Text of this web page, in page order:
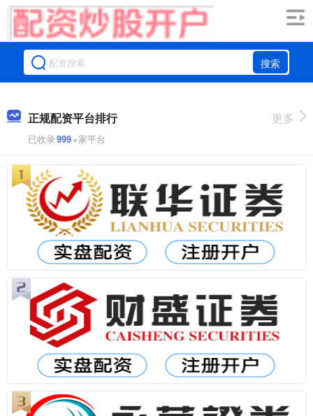
搜索
正规配资平台排行
已收录999+家平台
更多